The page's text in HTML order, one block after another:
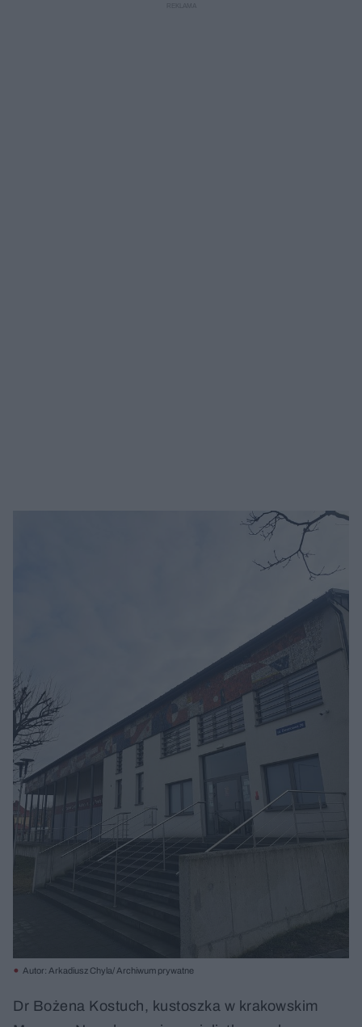
Autor: Arkadiusz Chyla/ Archiwum prywatne
Dr Bożena Kostuch, kustoszka w krakowskim